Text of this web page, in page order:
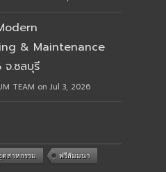
& Maintenance
.ชลบุรี
TEAM on Jul 3, 2026
สาหกรรม ฟรีสัมมนา